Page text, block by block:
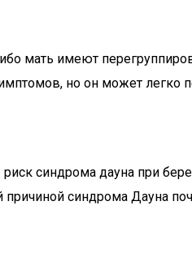
мать имеют
но он может легко
синдрома дауна при
синдрома Дауна